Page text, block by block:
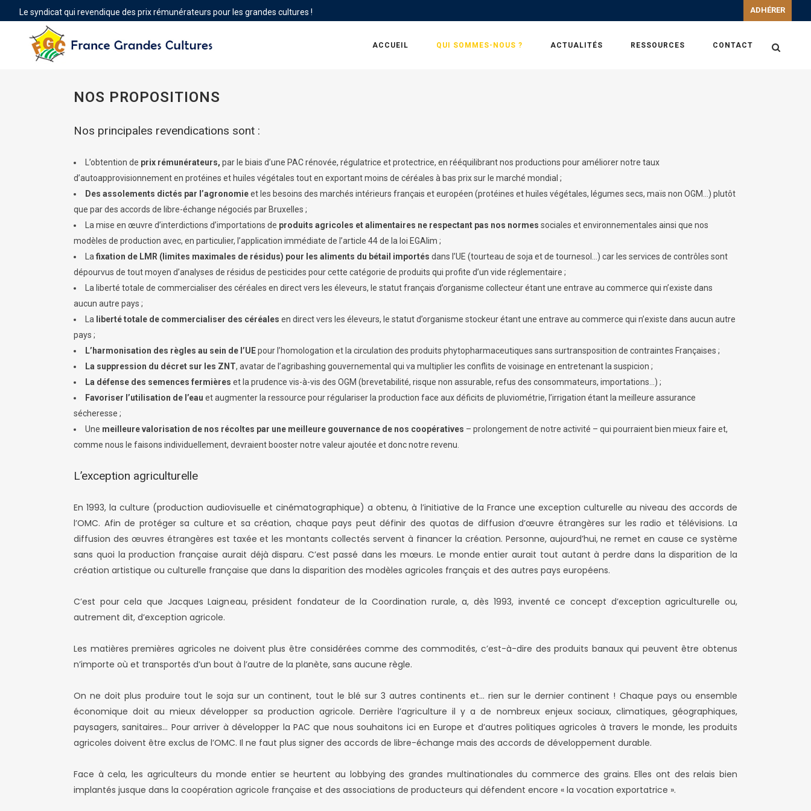
Le syndicat qui revendique des prix rémunérateurs pour les grandes cultures ! ADHÉRER
ACCUEIL QUI SOMMES-NOUS ? ACTUALITÉS RESSOURCES CONTACT
NOS PROPOSITIONS
Nos principales revendications sont :
L’obtention de prix rémunérateurs, par le biais d’une PAC rénovée, régulatrice et protectrice, en rééquilibrant nos productions pour améliorer notre taux
d’autoapprovisionnement en protéines et huiles végétales tout en exportant moins de céréales à bas prix sur le marché mondial ;
Des assolements dictés par l’agronomieet les besoins des marchés intérieurs français et européen (protéines et huiles végétales, légumes secs, maïs non OGM…) plutôt
que par des accords de libre-échange négociés par Bruxelles ;
La mise en œuvre d’interdictions d’importations de produits agricoles et alimentaires ne respectant pas nos normes sociales et environnementales ainsi que nos
modèles de production avec, en particulier, l’application immédiate de l’article 44 de la loi EGAlim ;
La fixation de LMR (limites maximales de résidus) pour les aliments du bétail importés dans l’UE (tourteau de soja et de tournesol…) car les services de contrôles sont
dépourvus de tout moyen d’analyses de résidus de pesticides pour cette catégorie de produits qui profite d’un vide réglementaire ;
La liberté totale de commercialiser des céréales en direct vers les éleveurs, le statut français d’organisme collecteur étant une entrave au commerce qui n’existe dans
aucun autre pays ;
La liberté totale de commercialiser des céréales en direct vers les éleveurs, le statut d’organisme stockeur étant une entrave au commerce qui n’existe dans aucun autre
pays ;
L’harmonisation des règles au sein de l’UEpour l’homologation et la circulation des produits phytopharmaceutiques sans surtransposition de contraintes Françaises ;
La suppression du décret sur les ZNT, avatar de l’agribashing gouvernemental qui va multiplier les conflits de voisinage en entretenant la suspicion ;
La défense des semences fermières et la prudence vis-à-vis des OGM (brevetabilité, risque non assurable, refus des consommateurs, importations…) ;
Favoriser l’utilisation de l’eau et augmenter la ressource pour régulariser la production face aux déficits de pluviométrie, l’irrigation étant la meilleure assurance
sécheresse ;
Une meilleure valorisation de nos récoltes par une meilleure gouvernance de nos coopératives – prolongement de notre activité – qui pourraient bien mieux faire et,
comme nous le faisons individuellement, devraient booster notre valeur ajoutée et donc notre revenu.
L’exception agriculturelle
En 1993, la culture (production audiovisuelle et cinématographique) a obtenu, à l’initiative de la France une exception culturelle au niveau des accords de
l’OMC. Afin de protéger sa culture et sa création, chaque pays peut définir des quotas de diffusion d’œuvre étrangères sur les radio et télévisions. La
diffusion des œuvres étrangères est taxée et les montants collectés servent à financer la création. Personne, aujourd’hui, ne remet en cause ce système
sans quoi la production française aurait déjà disparu. C’est passé dans les mœurs. Le monde entier aurait tout autant à perdre dans la disparition de la
création artistique ou culturelle française que dans la disparition des modèles agricoles français et des autres pays européens.
C’est pour cela que Jacques Laigneau, président fondateur de la Coordination rurale, a, dès 1993, inventé ce concept d’exception agriculturelle ou,
autrement dit, d’exception agricole.
Les matières premières agricoles ne doivent plus être considérées comme des commodités, c’est-à-dire des produits banaux qui peuvent être obtenus
n’importe où et transportés d’un bout à l’autre de la planète, sans aucune règle.
On ne doit plus produire tout le soja sur un continent, tout le blé sur 3 autres continents et… rien sur le dernier continent ! Chaque pays ou ensemble
économique doit au mieux développer sa production agricole. Derrière l’agriculture il y a de nombreux enjeux sociaux, climatiques, géographiques,
paysagers, sanitaires… Pour arriver à développer la PAC que nous souhaitons ici en Europe et d’autres politiques agricoles à travers le monde, les produits
agricoles doivent être exclus de l’OMC. Il ne faut plus signer des accords de libre-échange mais des accords de développement durable.
Face à cela, les agriculteurs du monde entier se heurtent au lobbying des grandes multinationales du commerce des grains. Elles ont des relais bien
implantés jusque dans la coopération agricole française et des associations de producteurs qui défendent encore « la vocation exportatrice ».